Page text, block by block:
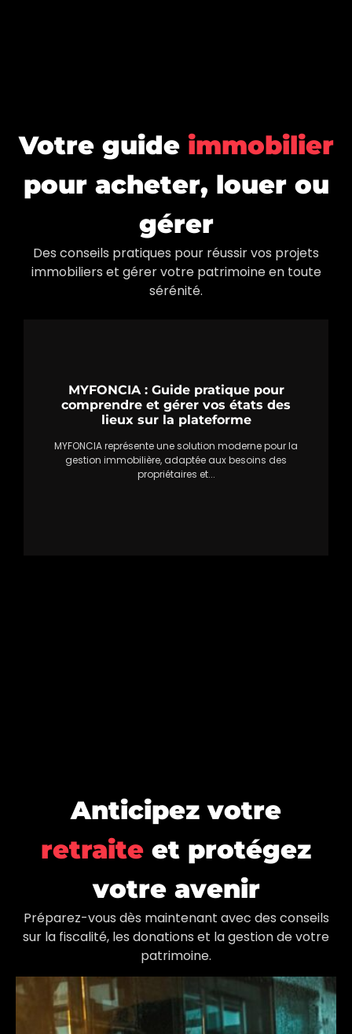
MYFONCIA : Guide pratique pour
comprendre et gérer vos états des
lieux sur la plateforme
MYFONCIA représente une solution moderne pour la
gestion immobilière, adaptée aux besoins des
propriétaires et...
Votre guide immobilier
pour acheter, louer ou
gérer
Des conseils pratiques pour réussir vos projets
immobiliers et gérer votre patrimoine en toute
sérénité.
Anticipez votre
retraite et protégez
votre avenir
Préparez-vous dès maintenant avec des conseils
sur la fiscalité, les donations et la gestion de votre
patrimoine.